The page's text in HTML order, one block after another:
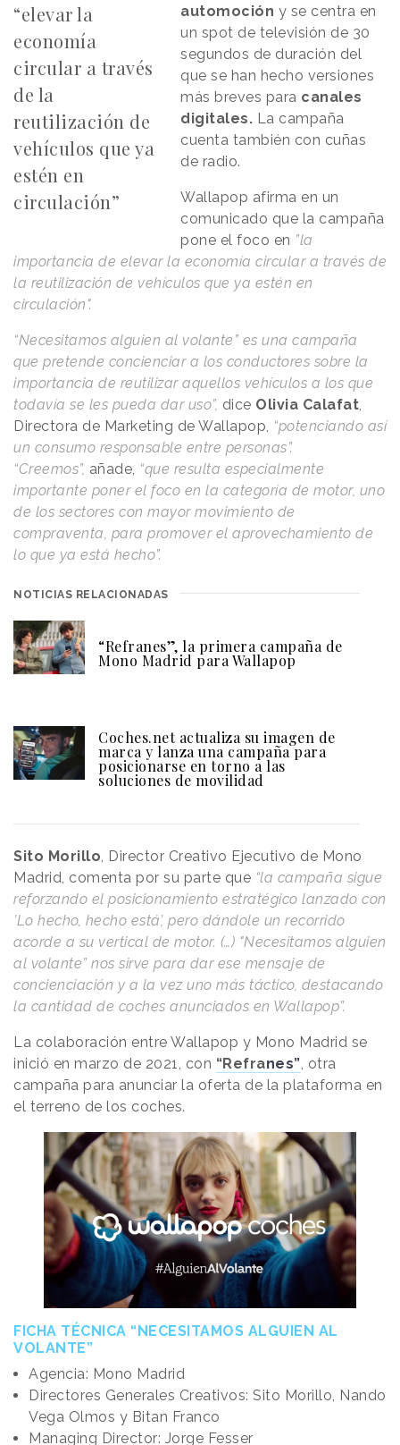
“elevar la
economía
circular a través
de la
reutilización de
vehículos que ya
estén en
circulación”
automoción y se centra en
un spot de televisión de 30
segundos de duración del
que se han hecho versiones
más breves para canales
digitales. La campaña
cuenta también con cuñas
de radio.
Wallapop afirma en un
comunicado que la campaña
pone el foco en ”la
importancia de elevar la economía circular a través de
la reutilización de vehículos que ya estén en
circulación".
“Necesitamos alguien al volante” es una campaña
que pretende concienciar a los conductores sobre la
importancia de reutilizar aquellos vehículos a los que
todavía se les pueda dar uso”, dice Olivia Calafat,
Directora de Marketing de Wallapop, “potenciando así
un consumo responsable entre personas”.
“Creemos”, añade, “que resulta especialmente
importante poner el foco en la categoría de motor, uno
de los sectores con mayor movimiento de
compraventa, para promover el aprovechamiento de
lo que ya está hecho”.
NOTICIAS RELACIONADAS
“Refranes”, la primera campaña de
Mono Madrid para Wallapop
Coches.net actualiza su imagen de
marca y lanza una campaña para
posicionarse en torno a las
soluciones de movilidad
Sito Morillo, Director Creativo Ejecutivo de Mono
Madrid, comenta por su parte que “la campaña sigue
reforzando el posicionamiento estratégico lanzado con
’Lo hecho, hecho está’, pero dándole un recorrido
acorde a su vertical de motor. (…) "Necesitamos alguien
al volante” nos sirve para dar ese mensaje de
concienciación y a la vez uno más táctico, destacando
la cantidad de coches anunciados en Wallapop”.
La colaboración entre Wallapop y Mono Madrid se
inició en marzo de 2021, con “Refranes”, otra
campaña para anunciar la oferta de la plataforma en
el terreno de los coches.
FICHA TÉCNICA “NECESITAMOS ALGUIEN AL
VOLANTE”
Agencia: Mono Madrid
Directores Generales Creativos: Sito Morillo, Nando
Vega Olmos y Bitan Franco
Managing Director: Jorge Fesser